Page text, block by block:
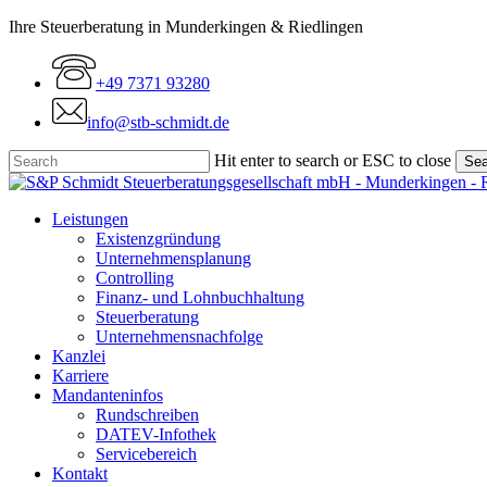
Skip
content
Ihre Steuerberatung in Munderkingen & Riedlingen
+49 7371 93280
info@stb-schmidt.de
Hit enter to search or ESC to close
Close
Menu
Leistungen
Existenzgründung
Unternehmensplanung
Controlling
Finanz- und Lohnbuchhaltung
Steuerberatung
Unternehmensnachfolge
Kanzlei
Karriere
Mandanteninfos
Rundschreiben
DATEV-Infothek
Servicebereich
Kontakt